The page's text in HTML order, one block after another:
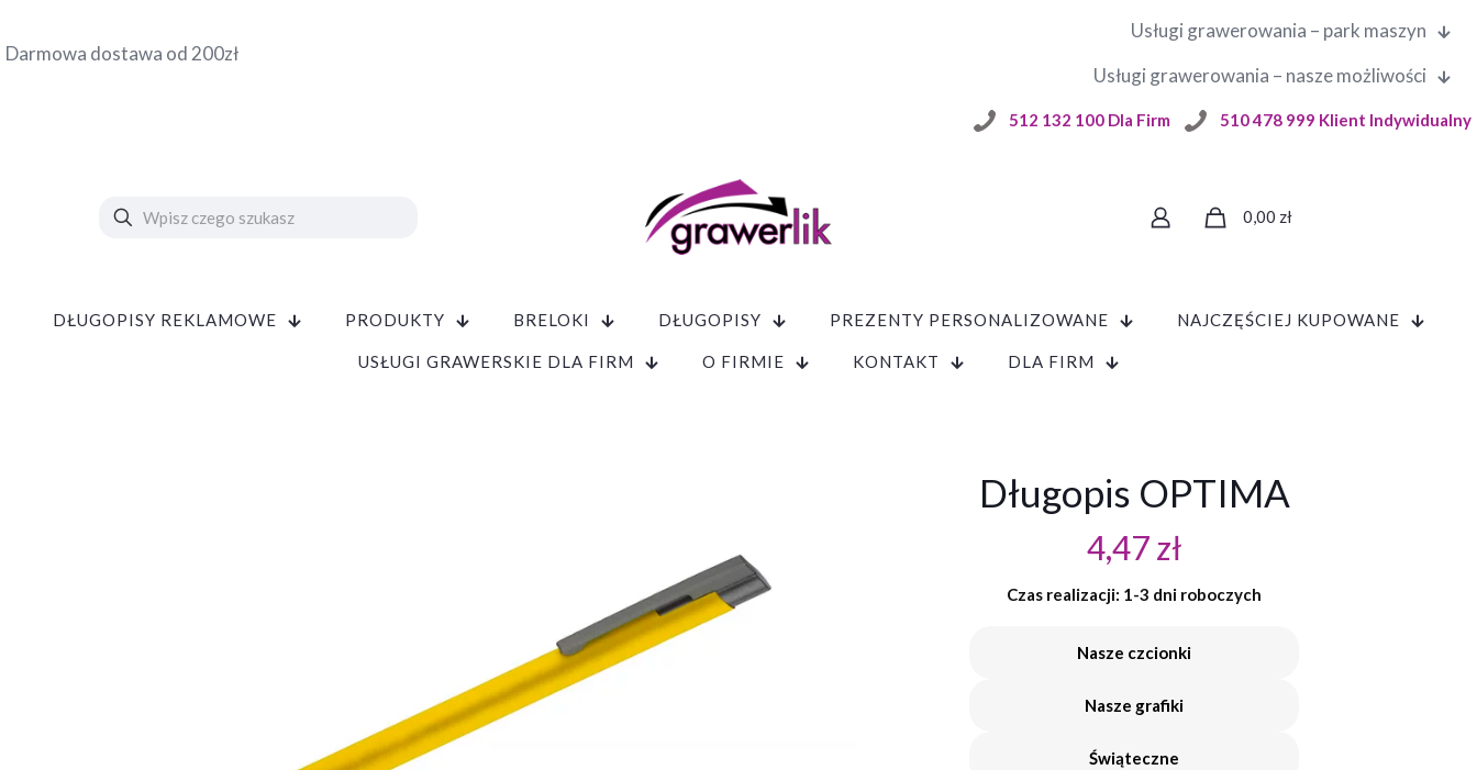
Darmowa dostawa od 200zł
Usługi grawerowania – park maszyn
Usługi grawerowania – nasze możliwości
512 132 100 Dla Firm 510 478 999 Klient Indywidualny
0,00 zł
DŁUGOPISY REKLAMOWE PRODUKTY BRELOKI DŁUGOPISY PREZENTY PERSONALIZOWANE NAJCZĘŚCIEJ KUPOWANE
USŁUGI GRAWERSKIE DLA FIRM O FIRMIE KONTAKT DLA FIRM
Długopis OPTIMA
4,47zł
Czas realizacji: 1-3 dni roboczych
Nasze czcionki
Nasze grafiki
Świąteczne